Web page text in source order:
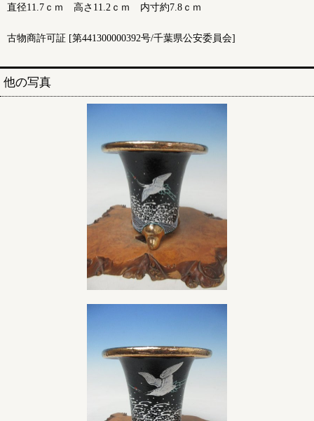
直径11.7ｃｍ 高さ11.2ｃｍ 内寸約7.8ｃｍ
古物商許可証 [第441300000392号/千葉県公安委員会]
他の写真